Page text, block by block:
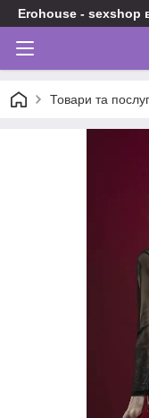
Erohouse - sexshop
Товари та